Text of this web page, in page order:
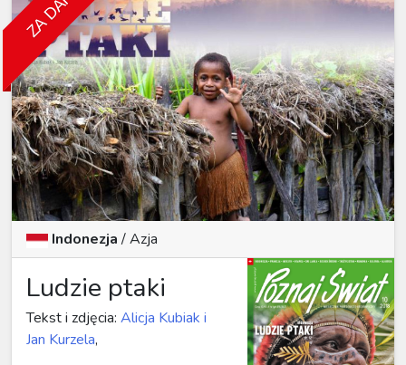
Indonezja/ Azja
Ludzie ptaki
Tekst i zdjęcia: Alicja Kubiak i
Jan Kurzela,